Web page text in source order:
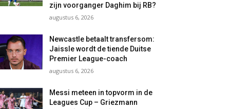
zijn voorganger Daghim bij RB?
augustus 6, 2026
Newcastle betaalt transfersom:
Jaissle wordt de tiende Duitse
Premier League-coach
augustus 6, 2026
Messi meteen in topvorm in de
Leagues Cup – Griezmann